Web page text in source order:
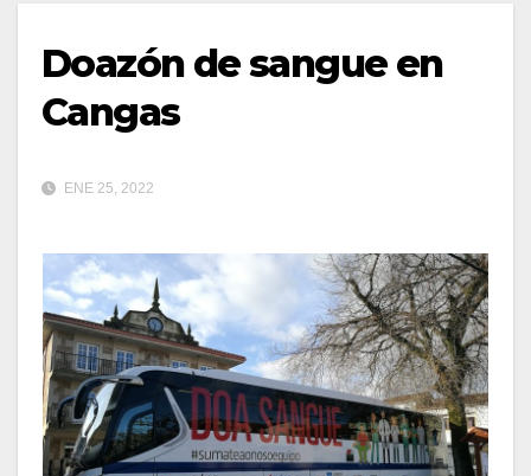
Doazón de sangue en
Cangas
ENE 25, 2022